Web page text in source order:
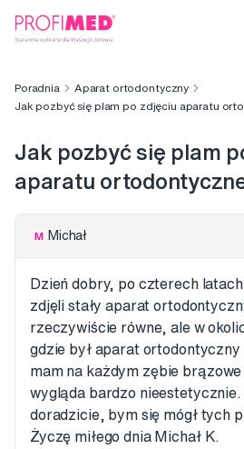
Poradnia
Aparat ortodontyczny
Jak pozbyć się plam po zdjęciu aparatu
Jak pozbyć się plam
aparatu
M Michał
Dzień dobry, po czterech
zdjęli stały aparat
rzeczywiście równe, ale w
gdzie był aparat ortodontyczny
mam na każdym zębie
wygląda bardzo nieestetycznie.
doradzicie, bym się mógł tych
Życzę miłego dnia Michał K.